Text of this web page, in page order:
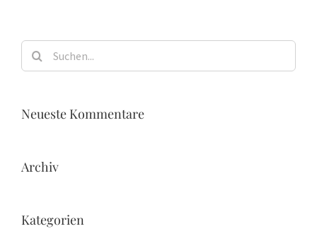
Suche
Neueste Kommentare
Archiv
Kategorien